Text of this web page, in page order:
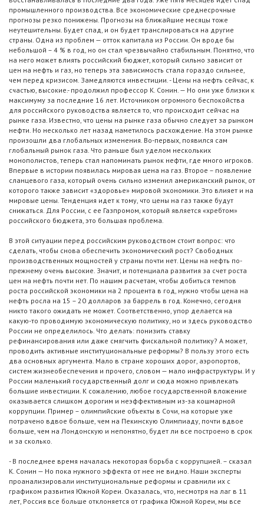
промышленного производства. Все экономические среднесрочные
прогнозы резко понижены. Прогнозы на ближайшие месяцы тоже
неутешительны. Будет спад, и он будет транслироваться на другие
страны. Одна из проблем — отток капитала из России. Он вроде бы
небольшой – 4 % в год, но он стал чрезвычайно стабильным. Понятно, что
на него может влиять российский бюджет, который сильно зависит от
цен на нефть и газ, но теперь эта зависимость стала гораздо сильнее,
чем перед кризисом. Замедляются инвестиции. - Цены на нефть сейчас, к
счастью, высокие.- продолжил профессор К. Сонин. — Но они уже близки к
максимуму за последние 16 лет. Источником огромного беспокойства
для российского руководства является то, что происходит сейчас на
рынке газа. Известно, что цены на рынке газа обычно следует за рынком
нефти. Но несколько лет назад наметилось расхождение. На этом рынке
произошли два глобальных изменения. Во-первых, появился сам
глобальный рынок газа. Что раньше был уделом нескольких
монополистов, теперь стал напоминать рынок нефти, где много игроков.
Впервые в истории появилась мировая цена на газ. Второе – появление
сланцевого газа, который очень сильно изменил американский рынок, от
которого также зависит «здоровье» мировой экономики. Это влияет и на
мировые цены. Тенденция идет к тому, что цены на газ также будут
снижаться. Для России, с ее Газпромом, который является «хребтом»
российского бюджета, это большая проблема.
В этой ситуации перед российским руководством стоит вопрос: что
сделать, чтобы снова обеспечить экономический рост? Свободных
производственных мощностей у страны почти нет. Цены на нефть по-
прежнему очень высокие. Значит, и потенциала развития за счет роста
цен на нефть почти нет. По нашим расчетам, чтобы добиться темпов
роста российской экономики на 2 процента в год, нужно чтобы цена на
нефть росла на 15 – 20 долларов за баррель в год. Конечно, сегодня
никто такого ожидать не может. Соответственно, упор делается на
какую-то проводимую экономическую политику, но и здесь руководство
России не определилось. Что делать: понизить ставку
рефинансирования или даже смягчить фискальной политику? А может,
проводить активные институциональные реформы? В пользу этого есть
два основных аргумента. Мало в стране хороших дорог, аэропортов,
систем жизнеобеспечения и прочего, словом — мало инфраструктуры. И у
России маленький государственный долг и сюда можно привлекать
большие инвестиции. К сожалению, любое государственной вложение
оказывается слишком дорогим и неэффективным из-за кошмарной
коррупции. Пример – олимпийские объекты в Сочи, на которые уже
потрачено вдвое больше, чем на Пекинскую Олимпиаду, почти вдвое
больше, чем на Лондонскую и непонятно, будет ли все построено в срок
и за сколько.
- В последнее время началась некоторая борьба с коррупцией. – сказал
К. Сонин — Но пока нужного эффекта от нее не видно. Наши эксперты
проанализировали институциональные реформы и сравнили их с
графиком развития Южной Кореи. Оказалась, что, несмотря на лаг в 11
лет, Россия все больше отклоняется от графика Южной Кореи, мы все